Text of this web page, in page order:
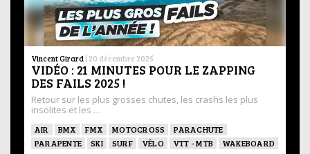
Vincent Girard | 20 décembre 2025
VIDÉO : 21 MINUTES POUR LE ZAPPING
DES FAILS 2025 !
Retour sur les plus grosses chutes, les crashs les plus
insolites et les …
AIR BMX FMX MOTOCROSS
PARACHUTE
PARAPENTE
SKI SURF VÉLO VTT - MTB WAKEBOARD